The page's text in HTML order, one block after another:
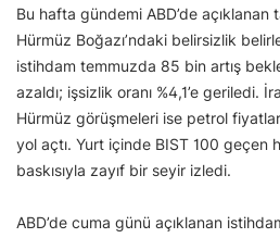
Bu hafta gündemi ABD’de açıklanan
Hürmüz Boğazı’ndaki belirsizlik
istihdam temmuzda 85 bin artış
azaldı; işsizlik oranı %4,1’e geriledi.
Hürmüz görüşmeleri ise petrol
yol açtı. Yurt içinde BIST 100 geçen
baskısıyla zayıf bir seyir izledi.
ABD’de cuma günü açıklanan